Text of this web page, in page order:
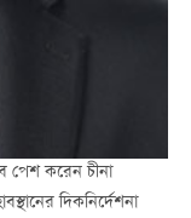
পেশ করেন চীনা
দিকনির্দেশনা